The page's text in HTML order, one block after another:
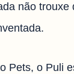
não
Pets, o Puli